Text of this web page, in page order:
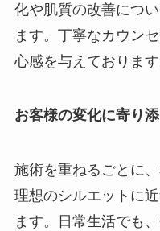
化や肌質の改善につ
ます。丁寧なカウン
心感を与えております
お客様の変化に寄り
施術を重ねるごとに
理想のシルエットに
ます。日常生活でも